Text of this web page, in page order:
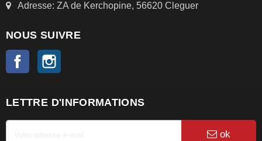
Adresse: ZA de Kerchopine, 56620 Cleguer
NOUS SUIVRE
Facebook
LETTRE D'INFORMATIONS
ok